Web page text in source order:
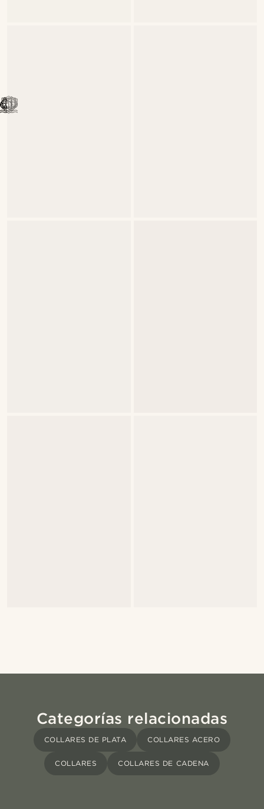
Categorías relacionadas
COLLARES DE PLATA COLLARES ACERO
COLLARES COLLARES DE CADENA